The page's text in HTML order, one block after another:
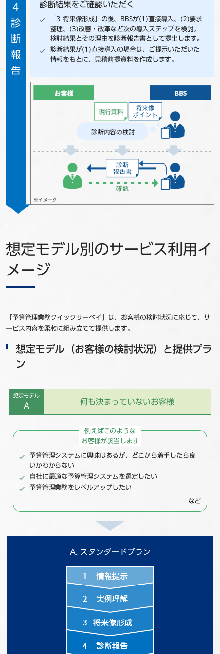
4
診
断
報
告
診断結果をご確認いただく
「3 将来像形成」の後、BBSが(1)直接導入、(2)要求
整理、(3)改善・改革など次の導入ステップを検討。
検討結果とその理由を診断報告書として提出します。
診断結果が(1)直接導入の場合は、ご提示いただいた
情報をもとに、見積前提資料を作成します。
想定モデル別のサービス利用イ
メージ
「予算管理業務クイックサーベイ」は、お客様の検討状況に応じて、サ
ービス内容を柔軟に組み立てて提供します。
想定モデル（お客様の検討状況）と提供プラ
ン
想定モデル
A
何も決まっていないお客様
例えばこのような
お客様が該当します
予算管理システムに興味はあるが、 どこから着手したら良
いかわからない
自社に最適な予算管理システムを選定したい
予算管理業務をレベルアップしたい
など
A. スタンダードプラン